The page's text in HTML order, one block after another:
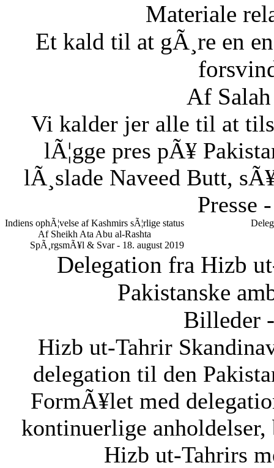
Materiale
Et kald til at gÃ¸re en
Af
Vi kalder jer alle til at
lÃ¦gge pres pÃ¥
lÃ¸slade Naveed Butt,
Presse
Indiens ophÃ¦velse af Kashmirs sÃ¦rlige status
Af Sheikh Ata Abu al-Rashta
SpÃ¸rgsmÃ¥l & Svar - 18. august 2019
Delegation fra Hizb
Pakistanske
Billeder
Hizb ut-Tahrir
delegation til den
FormÃ¥let med
kontinuerlige
Hizb ut-Tahrirs